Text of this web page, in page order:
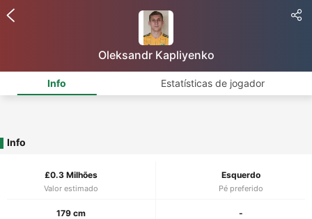
Oleksandr Kapliyenko
Info Estatísticas de jogador
Info
£0.3 Milhões
Valor estimado
Esquerdo
Pé preferido
179 cm -